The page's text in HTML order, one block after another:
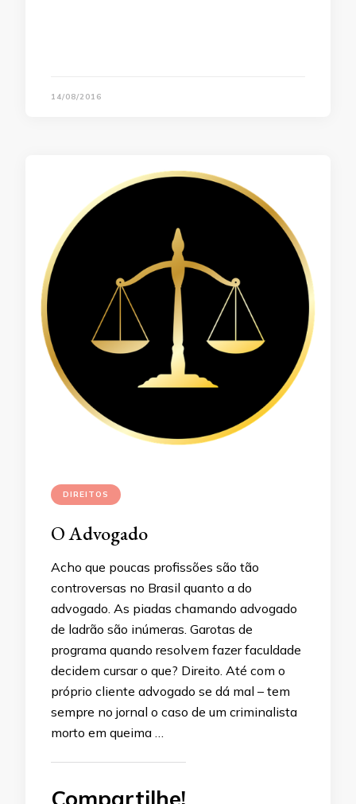
14/08/2016
DIREITOS
O Advogado
Acho que poucas profissões são tão
controversas no Brasil quanto a do
advogado. As piadas chamando advogado
de ladrão são inúmeras. Garotas de
programa quando resolvem fazer faculdade
decidem cursar o que? Direito. Até com o
próprio cliente advogado se dá mal – tem
sempre no jornal o caso de um criminalista
morto em queima …
Compartilhe!